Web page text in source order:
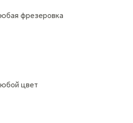
фрезеровка
цвет